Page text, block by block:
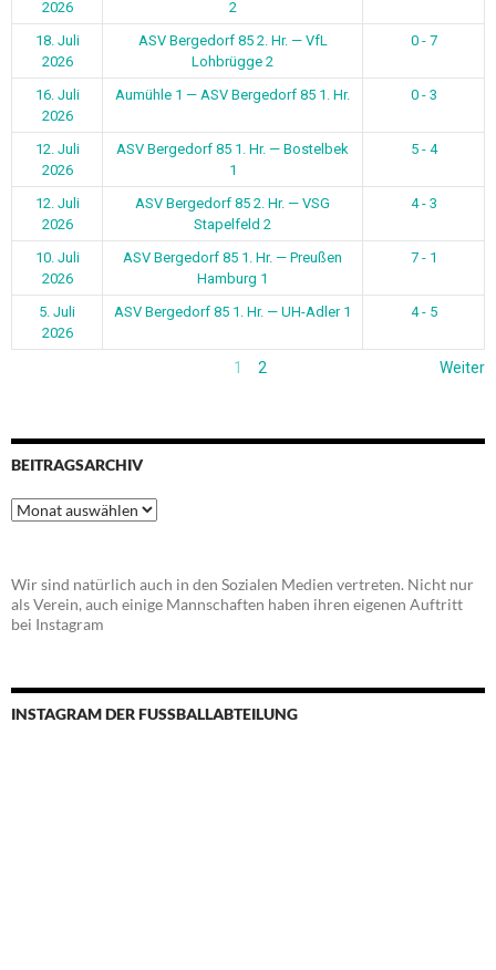
2026
2
18. Juli
2026
ASV Bergedorf 85 2. Hr. — VfL
Lohbrügge 2
0 - 7
16. Juli
2026
Aumühle 1 — ASV Bergedorf 85 1. Hr. 0 - 3
12. Juli
2026
ASV Bergedorf 85 1. Hr. — Bostelbek
1
5 - 4
12. Juli
2026
ASV Bergedorf 85 2. Hr. — VSG
Stapelfeld 2
4 - 3
10. Juli
2026
ASV Bergedorf 85 1. Hr. — Preußen
Hamburg 1
7 - 1
5. Juli
2026
ASV Bergedorf 85 1. Hr. — UH-Adler 1 4 - 5
1 2 Weiter
BEITRAGSARCHIV
Beitragsarchiv
Wir sind natürlich auch in den Sozialen Medien vertreten. Nicht nur
als Verein, auch einige Mannschaften haben ihren eigenen Auftritt
bei Instagram
INSTAGRAM DER FUSSBALLABTEILUNG